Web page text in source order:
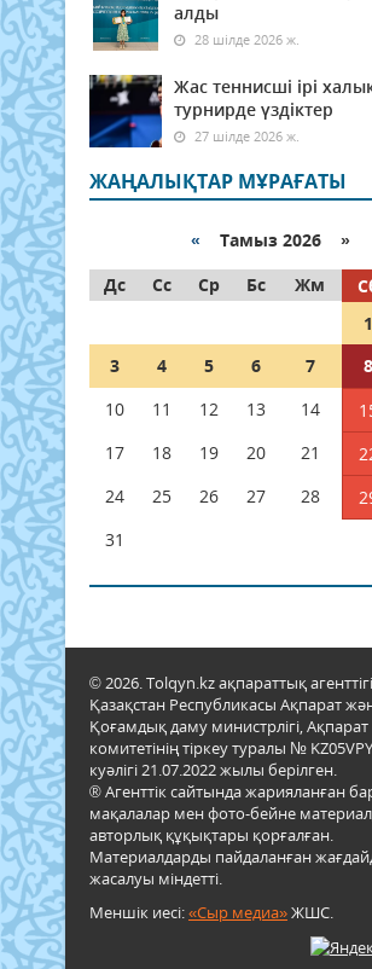
алды
28 шілде 2026 ж.
Жас теннисші ірі
турнирде үздіктер
27 шілде 2026 ж.
ЖАҢАЛЫҚТАР МҰРАҒАТЫ
« Тамыз 2026 »
Дс
Сс Ср Бс Жм
1
3
4 5 6 7 8
10
11 12 13 14
17
18 19 20 21
24
25 26 27 28
31
© 2026. Tolqyn.kz ақпараттық
Қазақстан Республикасы Ақпарат
Қоғамдық даму министрлігі, Ақпарат
комитетінің тіркеу туралы №
куәлігі 21.07.2022 жылы берілген.
® Агенттік сайтында жарияланған
мақалалар мен фото-бейне
авторлық құқықтары қорғалған.
Материалдарды пайдаланған
жасалуы міндетті.
Меншік иесі:«Сыр медиа»ЖШС.